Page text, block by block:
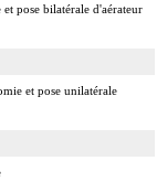
pose bilatérale d'aérateur
et pose unilatérale